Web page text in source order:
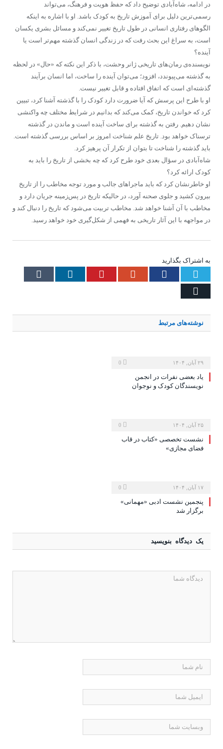
در ادامه، شاه‌آبادی توضیح داد که حفظ هویت و فرهنگ، می‌تواند
رسمی‌ترین دلیل برای آموزش تاریخ به کودک باشد. او با اشاره به اینکه
الگوهای رفتاری انسانی در طول تاریخ تغییر نمی‌کند و مسائل بشری یکسان
است، به سراغ این بحث رفت که در زندگی انسان گذشته مهم‌تر است یا
آینده؟
نویسنده‌ی رمان‌های تاریخی ژانر وحشت، با ذکر این نکته که «حال» در لحظه
به گذشته می‌پیوندد، افزود؛ می‌توان آینده را ساخت، اما انسان برآیند
گذشته‌ای است که اتفاق افتاده و قابل تغییر نیست.
او با طرح این پرسش که آیا ضرورت دارد کودک را با گذشته آشنا کرد، تبیین
کرد که خواندن تاریخ، کمک می‌کند که بدانیم در شرایط مختلف چه واکنشی
نشان دهیم. رفتن به گذشته برای ساخت آینده است و ماندن در گذشته
ترسناک خواهد بود. تاریخ علم شناخت امروز بر اساس بررسی گذشته است.
باید گذشته را شناخت تا بتوان از تکرار آن پرهیز کرد.
شاه‌آبادی در سؤال بعدی خود طرح کرد که چه بخشی از تاریخ را باید به
کودک ارائه کرد؟
او خاطرنشان کرد که باید ماجراهای جالب و مورد توجه مخاطب را از تاریخ
بیرون کشید و جلوی صحنه آورد، در حالیکه تاریخ در پس‌زمینه جریان دارد و
مخاطب با آن آشنا خواهد شد. مخاطب تربیت می‌شود که تاریخ را دنبال کند و
در مواجهه با این آثار تاریخی به فهمی از شکل‌گیری خود خواهد رسید.
به اشتراک بگذارید
Twitter
Facebook
Google+
Pinterest
LinkedIn
نوشته‌های مرتبط
۲۹ آبان, ۱۴۰۴
یاد بعضی نفرات در انجمن
نویسندگان کودک و نوجوان
۲۵ آبان, ۱۴۰۴
نشست تخصصی «کتاب در قاب
فضای مجازی»
۱۷ آبان, ۱۴۰۴
پنجمین نشست ادبی «مهمانی»
برگزار شد
یک دیدگاه بنویسید